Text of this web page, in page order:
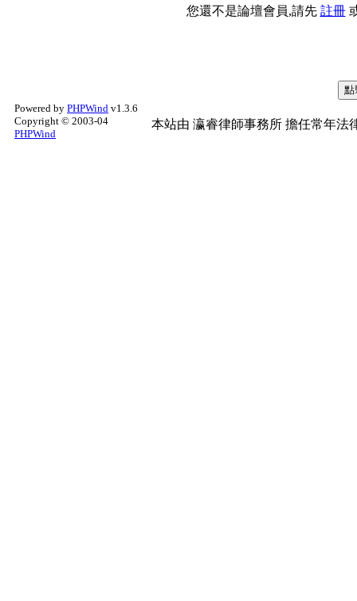
您還不是論壇會員,請先 註冊
Powered by PHPWind v1.3.6
Copyright © 2003-04
PHPWind
本站由 瀛睿律師事務所 擔任常年法